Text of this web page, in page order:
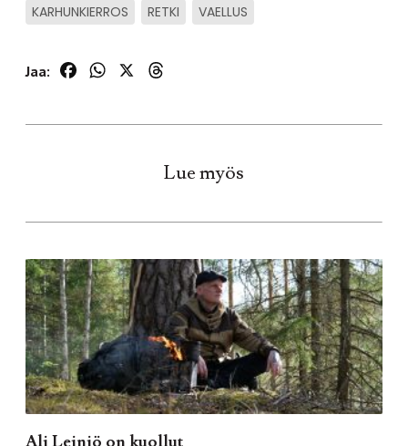
KARHUNKIERROS RETKI VAELLUS
Jaa: FacebookWhatsApp
Lue myös